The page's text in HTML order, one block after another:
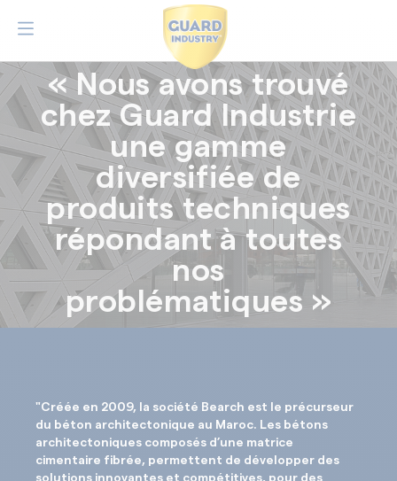
« Nous avons trouvé
chez Guard Industrie
une gamme
diversifiée de
produits techniques
répondant à toutes
nos
problématiques »
"Créée en 2009, la société Bearch est le précurseur
du béton architectonique au Maroc. Les bétons
architectoniques composés d’une matrice
cimentaire fibrée, permettent de développer des
solutions innovantes et compétitives, pour des